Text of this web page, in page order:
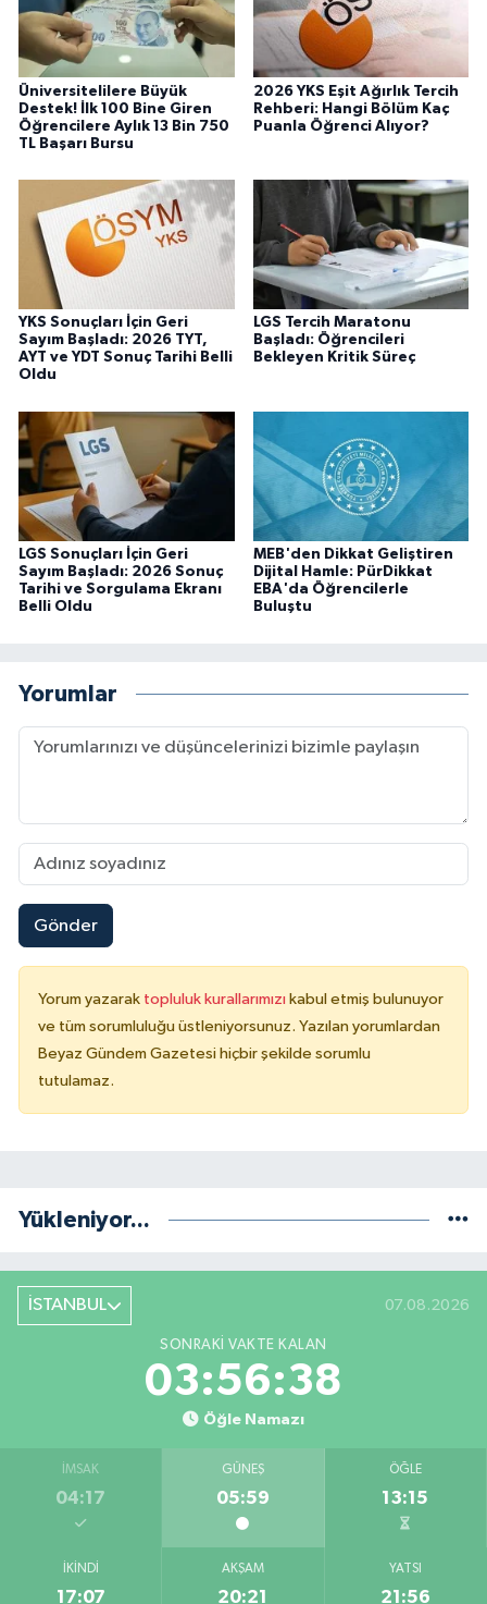
Üniversitelilere Büyük
Destek! İlk 100 Bine Giren
Öğrencilere Aylık 13 Bin 750
TL Başarı Bursu
2026 YKS Eşit Ağırlık Tercih
Rehberi: Hangi Bölüm Kaç
Puanla Öğrenci Alıyor?
YKS Sonuçları İçin Geri
Sayım Başladı: 2026 TYT,
AYT ve YDT Sonuç Tarihi Belli
Oldu
LGS Tercih Maratonu
Başladı: Öğrencileri
Bekleyen Kritik Süreç
LGS Sonuçları İçin Geri
Sayım Başladı: 2026 Sonuç
Tarihi ve Sorgulama Ekranı
Belli Oldu
MEB'den Dikkat Geliştiren
Dijital Hamle: PürDikkat
EBA'da Öğrencilerle
Buluştu
Yorumlar
Gönder
Yorum yazarak topluluk kurallarımızı kabul etmiş bulunuyor
ve tüm sorumluluğu üstleniyorsunuz. Yazılan yorumlardan
Beyaz Gündem Gazetesi hiçbir şekilde sorumlu
tutulamaz.
Yükleniyor...
İSTANBUL 07.08.2026
SONRAKI VAKTE KALAN
03:56:38
Öğle Namazı
İMSAK
04:17
GÜNEŞ
05:59
ÖĞLE
13:15
İKINDI
17:07
AKŞAM
20:21
YATSI
21:56